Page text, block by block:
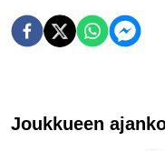
Joukkueen